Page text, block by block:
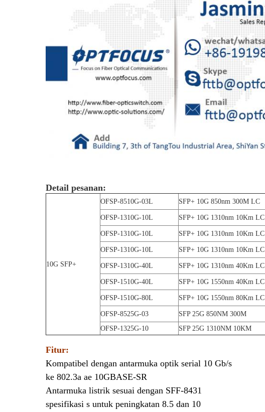
Detail pesanan:
10G SFP+
OFSP-8510G-03L SFP+ 10G 850nm 300M LC
OFSP-1310G-10L SFP+ 10G 1310nm 10Km LC
OFSP-1310G-10L SFP+ 10G 1310nm 10Km LC
OFSP-1310G-10L SFP+ 10G 1310nm 10Km LC
OFSP-1310G-40L SFP+ 10G 1310nm 40Km LC
OFSP-1510G-40L SFP+ 10G 1550nm 40Km LC
OFSP-1510G-80L SFP+ 10G 1550nm 80Km LC
OFSP-8525G-03
SFP 25G 850NM 300M
OFSP-1325G-10
SFP 25G 1310NM 10KM
Fitur:
Kompatibel dengan antarmuka optik serial 10 Gb/s
ke 802.3a ae 10GBASE-SR
Antarmuka listrik sesuai dengan SFF-8431
spesifikasi s untuk peningkatan 8.5 dan 10